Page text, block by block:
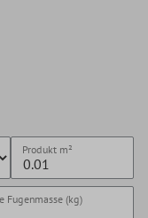
Produkt m²
Fugenmasse (kg)